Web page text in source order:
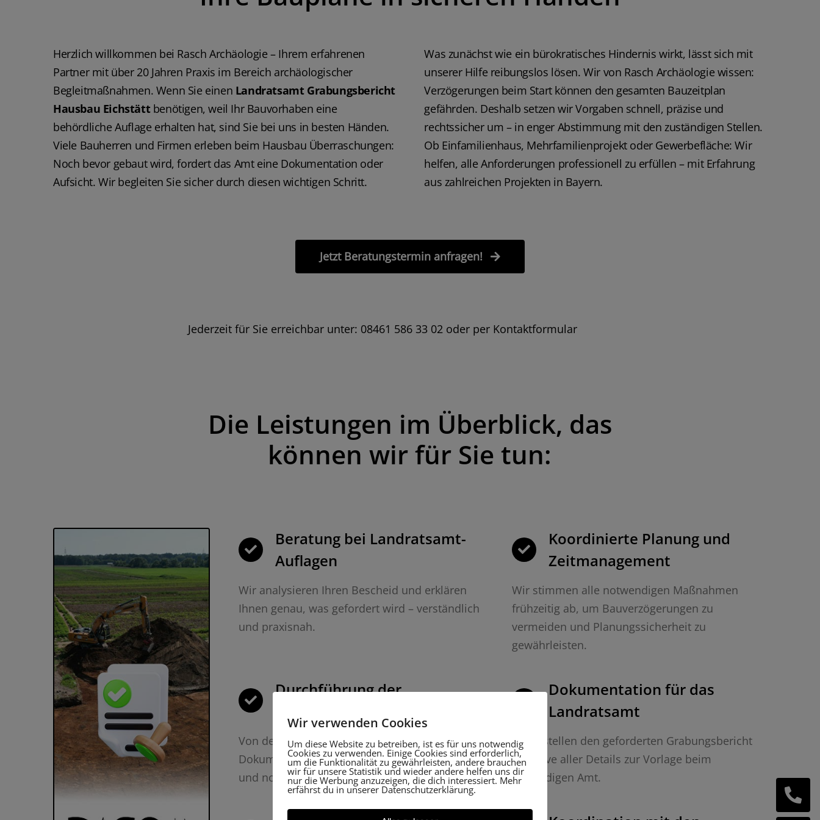
Bauvorhaben dadurch sehr sehr
werden, kann ich diese Firma auf alle
Fälle zu 100% weiterempfehlen. VG
Amann
Herzlich willkommen bei Rasch Archäologie – Ihrem erfahrenen
Partner mit über 20 Jahren Praxis im Bereich archäologischer
Begleitmaßnahmen. Wenn Sie einen Landratsamt Grabungsbericht
Hausbau Eichstättbenötigen, weil Ihr Bauvorhaben eine
behördliche Auflage erhalten hat, sind Sie bei uns in besten Händen.
Viele Bauherren und Firmen erleben beim Hausbau Überraschungen:
Noch bevor gebaut wird, fordert das Amt eine Dokumentation oder
Aufsicht. Wir begleiten Sie sicher durch diesen wichtigen Schritt.
Was zunächst wie ein bürokratisches Hindernis wirkt, lässt sich mit
unserer Hilfe reibungslos lösen. Wir von Rasch Archäologie wissen:
Verzögerungen beim Start können den gesamten Bauzeitplan
gefährden. Deshalb setzen wir Vorgaben schnell, präzise und
rechtssicher um – in enger Abstimmung mit den zuständigen Stellen.
Ob Einfamilienhaus, Mehrfamilienprojekt oder Gewerbefläche: Wir
helfen, alle Anforderungen professionell zu erfüllen – mit Erfahrung
aus zahlreichen Projekten in Bayern.
Jetzt Beratungstermin anfragen!
Jederzeit für Sie erreichbar unter: 08461 586 33 02 oder per Kontaktformular
Die Leistungen im Überblick, das
können wir für Sie tun:
Beratung bei Landratsamt-
Auflagen
Wir analysieren Ihren Bescheid und erklären
Ihnen genau, was gefordert wird – verständlich
und praxisnah.
Koordinierte Planung und
Zeitmanagement
Wir stimmen alle notwendigen Maßnahmen
frühzeitig ab, um Bauverzögerungen zu
vermeiden und Planungssicherheit zu
gewährleisten.
Durchführung der
Von der Aufsicht bis zur vollständigen
Dokumentation führen wir alle Schritte effizient
und normgerecht aus.
Dokumentation für das
Landratsamt
Wir erstellen den geforderten Grabungsbericht
inklusive aller Details zur Vorlage beim
zuständigen Amt.
Wir verwenden Cookies
Um diese Website zu betreiben, ist es für uns notwendig
Cookies zu verwenden. Einige Cookies sind erforderlich,
um die Funktionalität zu gewährleisten, andere brauchen
wir für unsere Statistik und wieder andere helfen uns dir
nur die Werbung anzuzeigen, die dich interessiert. Mehr
erfährst du in unserer Datenschutzerklärung.